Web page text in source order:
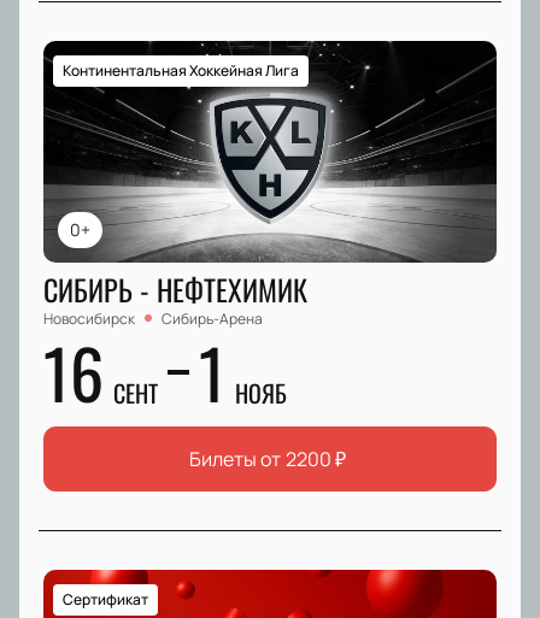
0+
Континентальная Хоккейная Лига
СИБИРЬ - НЕФТЕХИМИК
Новосибирск Сибирь-Арена
16 СЕНТ 1 НОЯБ
Билеты от2200₽
Сертификат